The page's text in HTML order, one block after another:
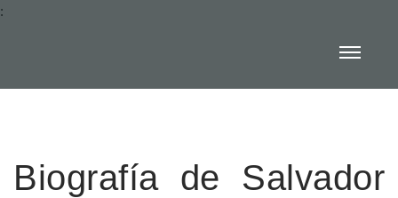
:
Biografía de Salvador